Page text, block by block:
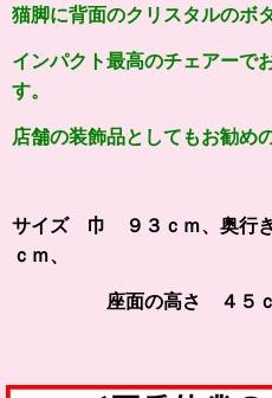
猫脚に背面のクリスタルのボ
インパクト最高のチェアーで
す。
店舗の装飾品としてもお勧め
サイズ 巾 ９３ｃｍ、奥行
ｃｍ、
座面の高さ ４５ｃ